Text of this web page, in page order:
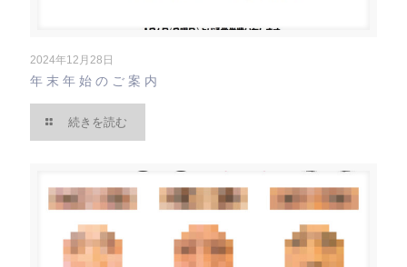
2024年12月28日
年末年始のご案内
続きを読む